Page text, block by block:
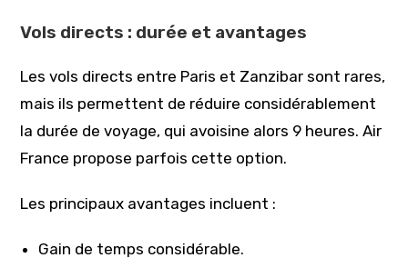
Vols directs : durée et avantages
Les vols directs entre Paris et Zanzibar sont rares,
mais ils permettent de réduire considérablement
la durée de voyage, qui avoisine alors 9 heures. Air
France propose parfois cette option.
Les principaux avantages incluent :
Gain de temps considérable.